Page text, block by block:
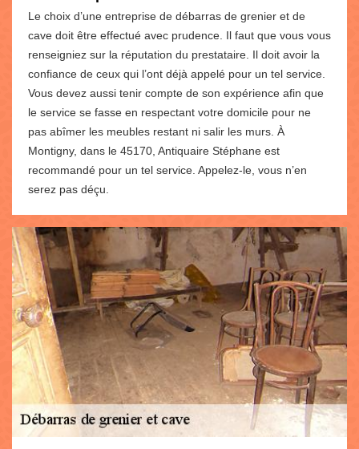
Le choix d’une entreprise de débarras de grenier et de
cave doit être effectué avec prudence. Il faut que vous vous
renseigniez sur la réputation du prestataire. Il doit avoir la
confiance de ceux qui l’ont déjà appelé pour un tel service.
Vous devez aussi tenir compte de son expérience afin que
le service se fasse en respectant votre domicile pour ne
pas abîmer les meubles restant ni salir les murs. À
Montigny, dans le 45170, Antiquaire Stéphane est
recommandé pour un tel service. Appelez-le, vous n’en
serez pas déçu.